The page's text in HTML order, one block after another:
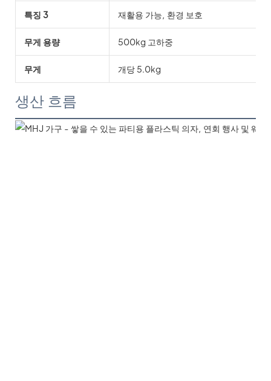
특징 3 재활용 가능, 환경 보호
무게 용량 500kg 고하중
무게 개당 5.0kg
생산 흐름